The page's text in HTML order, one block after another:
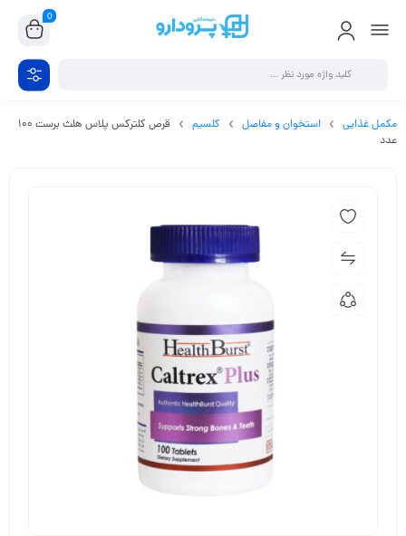
0
مکمل غذایی استخوان و مفاصل کلسیم
قرص کلترکس پلاس هلث برست 100
عدد